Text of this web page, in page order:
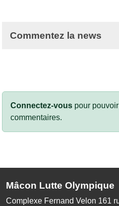
Commentez la news
Connectez-vous pour
commentaires.
Mâcon Lutte Olympique
Complexe Fernand Velon 161